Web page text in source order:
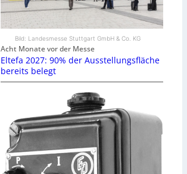
Bild: Landesmesse Stuttgart GmbH & Co. KG
Acht Monate vor der Messe
Eltefa 2027: 90% der Ausstellungsfläche
bereits belegt